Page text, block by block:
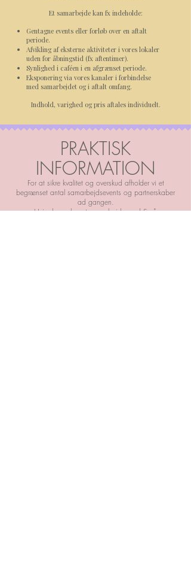
Et samarbejde kan fx indeholde:
Gentagne events eller forløb over en aftalt
periode.
Afvikling af eksterne aktiviteter i vores lokaler
uden for åbningstid (fx aftentimer).
Synlighed i caféen i en afgrænset periode.
Eksponering via vores kanaler i forbindelse
med samarbejdet og i aftalt omfang.
Indhold, varighed og pris aftales individuelt.
PRAKTISK
INFORMATION
For at sikre kvalitet og overskud afholder vi et
begrænset antal samarbejdsevents og partnerskaber
ad gangen.
Hvis du ønsker at samarbejde med Små